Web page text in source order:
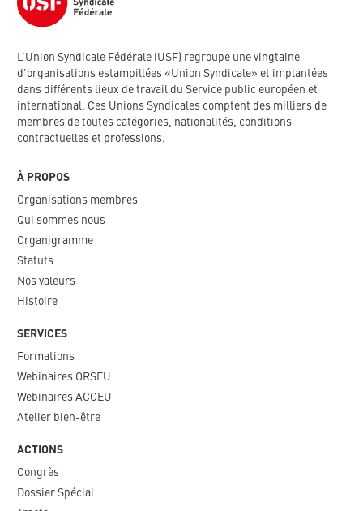
L’Union Syndicale Fédérale (USF) regroupe une vingtaine
d’organisations estampillées «Union Syndicale» et implantées
dans différents lieux de travail du Service public européen et
international. Ces Unions Syndicales comptent des milliers de
membres de toutes catégories, nationalités, conditions
contractuelles et professions.
À PROPOS
Organisations membres
Qui sommes nous
Organigramme​
Statuts
Nos valeurs​
Histoire
SERVICES
Formations
Webinaires ORSEU​
Webinaires ACCEU
Atelier bien-être
ACTIONS
Congrès
Dossier Spécial